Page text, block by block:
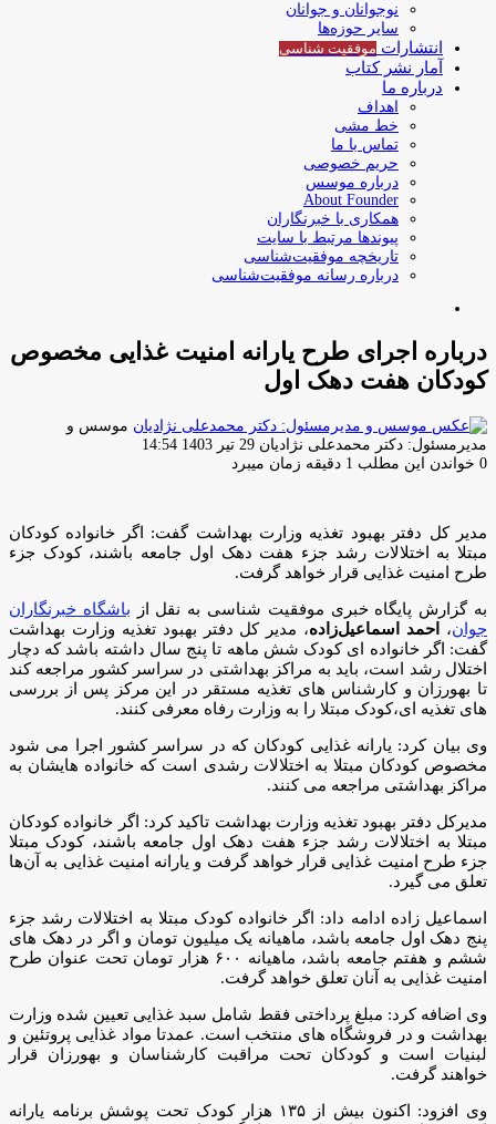
نوجوانان و جوانان
سایر حوزه‌ها
انتشارات موفقیت‌ شناسی
آمار نشر کتاب
درباره ما
اهداف
خط مشی
تماس با ما
حریم خصوصی
درباره موسس
About Founder
همکاری با خبرنگاران
پیوندها مرتبط با سایت
تاریخچه موفقیت‌شناسی
درباره رسانه موفقیت‌شناسی
درباره اجرای طرح یارانه امنیت غذایی مخصوص
کودکان هفت دهک اول
موسس و
مدیرمسئول: دکتر محمدعلی نژادیان ارسال
ایمیل
29 تیر 1403 14:54
0 خواندن این مطلب 1 دقیقه زمان میبرد
مدیر کل دفتر بهبود تغذیه وزارت بهداشت گفت: اگر خانواده کودکان
مبتلا به اختلالات رشد جزء هفت دهک اول جامعه باشند، کودک جزء
طرح امنیت غذایی قرار خواهد گرفت.
به گزارش پایگاه خبری موفقیت شناسی به نقل از باشگاه خبرنگاران
جوان، احمد اسماعیل‌زاده، مدیر کل دفتر بهبود تغذیه وزارت بهداشت
گفت: اگر خانواده ای کودک شش ماهه تا پنج سال داشته باشد که دچار
اختلال رشد است، باید به مراکز بهداشتی در سراسر کشور مراجعه کند
تا بهورزان و کارشناس های تغذیه مستقر در این مرکز پس از بررسی
های تغذیه ای،کودک مبتلا را به وزارت رفاه معرفی کنند.
وی بیان کرد: یارانه غذایی کودکان که در سراسر کشور اجرا می شود
مخصوص کودکان مبتلا به اختلالات رشدی است که خانواده هایشان به
مراکز بهداشتی مراجعه می کنند.
مدیرکل دفتر بهبود تغذیه وزارت بهداشت تاکید کرد: اگر خانواده کودکان
مبتلا به اختلالات رشد جزء هفت دهک اول جامعه باشند، کودک مبتلا
جزء طرح امنیت غذایی قرار خواهد گرفت و یارانه امنیت غذایی به آن‌ها
تعلق می گیرد.
اسماعیل زاده ادامه داد: اگر خانواده کودک مبتلا به اختلالات رشد جزء
پنج دهک اول جامعه باشد، ماهیانه یک میلیون تومان و اگر در دهک های
ششم و هفتم جامعه باشد، ماهیانه ۶۰۰ هزار تومان تحت عنوان طرح
امنیت غذایی به آنان تعلق خواهد گرفت.
وی اضافه کرد: مبلغ پرداختی فقط شامل سبد غذایی تعیین شده وزارت
بهداشت و در فروشگاه های منتخب است. عمدتا مواد غذایی پروتئین و
لبنیات است و کودکان تحت مراقبت کارشناسان و بهورزان قرار
خواهند گرفت.
وی افزود: اکنون بیش از ۱۳۵ هزار کودک تحت پوشش برنامه یارانه